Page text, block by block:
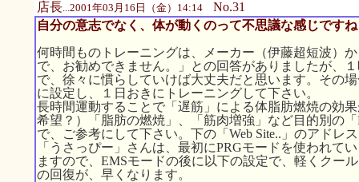
店長...2001年03月16日（金）14:14 No.31
自分の意志でなく、体が動くのって不思議な感じですね
何時間ものトレーニングは、メーカー（伊藤超短波）
で、お勧めできません。」との回答がありましたが、
で、徐々に慣らしていけば大丈夫だと思います。その
に設定し、１日おきにトレーニングして下さい。
長時間運動することで「遅筋」による体脂肪燃焼の効
希望？）「脂肪の燃焼」、「筋肉増強」など目的別の
で、ご参考にして下さい。下の「Web Site..」のアドレ
「うさっぴー」さんは、最初にPRGモードを使われて
ますので、EMSモードの後に以下の設定で、軽くクー
の回復が、早くなります。